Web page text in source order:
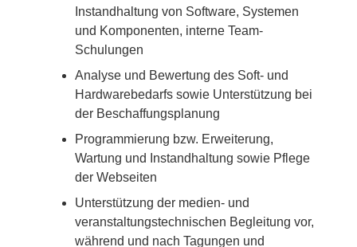
Instandhaltung von Software, Systemen
und Komponenten, interne Team-
Schulungen
Analyse und Bewertung des Soft- und
Hardwarebedarfs sowie Unterstützung bei
der Beschaffungsplanung
Programmierung bzw. Erweiterung,
Wartung und Instandhaltung sowie Pflege
der Webseiten
Unterstützung der medien- und
veranstaltungstechnischen Begleitung vor,
während und nach Tagungen und